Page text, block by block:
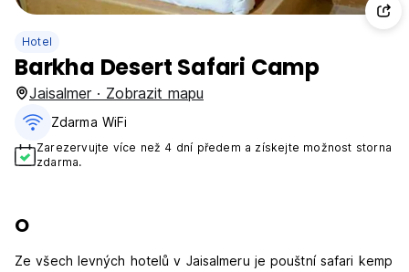
Hotel
Barkha Desert Safari Camp
Jaisalmer · Zobrazit mapu
Zdarma WiFi
Zarezervujte více než 4 dní předem a získejte možnost storna
zdarma.
O
Ze všech levných hotelů v Jaisalmeru je pouštní safari kemp